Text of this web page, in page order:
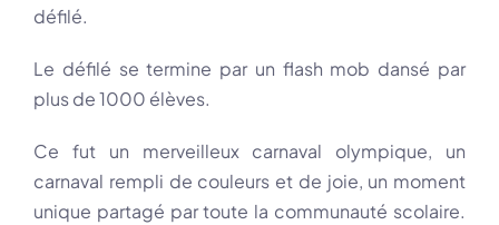
défilé.
Le défilé se termine par un flash mob dansé par
plus de 1000 élèves.
Ce fut un merveilleux carnaval olympique, un
carnaval rempli de couleurs et de joie, un moment
unique partagé par toute la communauté scolaire.